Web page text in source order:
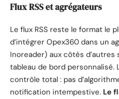
Flux RSS et agrégateurs
Le flux RSS reste le format le
d’intégrer Opex360 dans un
Inoreader) aux côtés
tableau de bord personnalisé.
contrôle total : pas
notification intempestive. Le